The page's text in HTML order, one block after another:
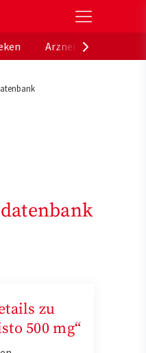
Gesundheitsportal der
zu
500 mg“